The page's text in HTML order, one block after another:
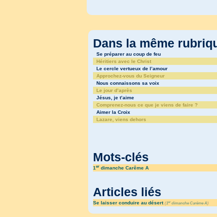
Dans la même
Se préparer au coup de feu
Héritiers avec le Christ
Le cercle vertueux de l’amour
Approchez-vous du Seigneur
Nous connaissons sa voix
Le jour d’après
Jésus, je t’aime
Comprenez-nous ce que je viens de faire ?
Aimer la Croix
Lazare, viens dehors
Mots-clés
1er dimanche Carême A
Articles liés
Se laisser conduire au désert (1erdimanche Carême A